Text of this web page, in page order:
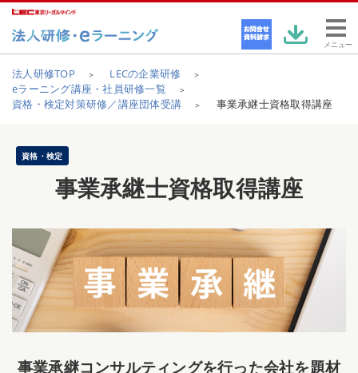
メニュー
法人研修TOP
LECの企業研修
eラーニング講座・社員研修一覧
資格・検定対策研修／講座団体受講
事業承継士資格取得講座
資格・検定
事業承継士資格取得講座
事業承継コンサルティングを行った会社を題材